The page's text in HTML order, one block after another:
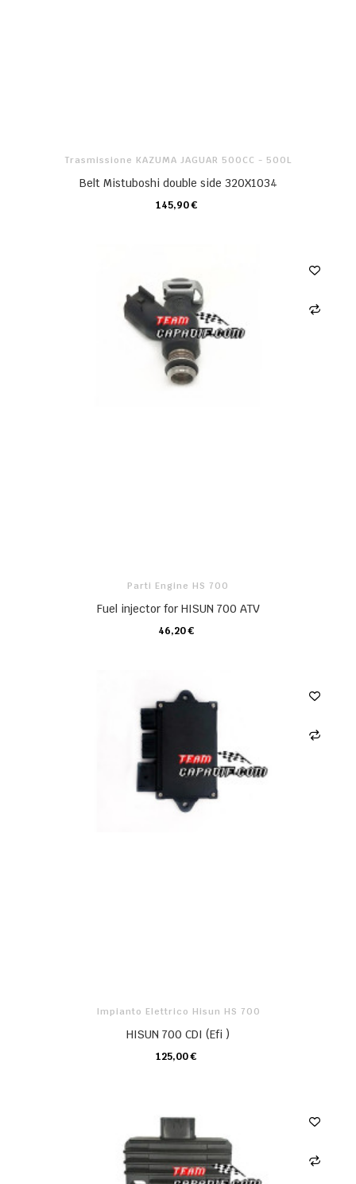
Trasmissione KAZUMA JAGUAR 500CC - 500L
Belt Mistuboshi double side 320X1034
145,90 €
CARRELLO
Parti Engine HS 700
Fuel injector for HISUN 700 ATV
46,20 €
CARRELLO
Impianto Elettrico Hisun HS 700
HISUN 700 CDI (Efi )
125,00 €
CARRELLO